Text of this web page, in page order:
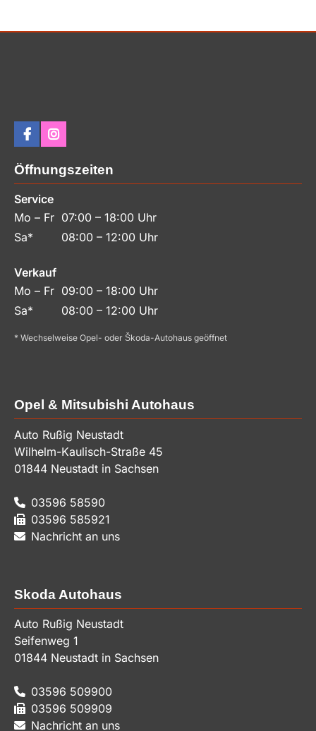
Öffnungszeiten
Service
Mo – Fr 07:00 – 18:00 Uhr
Sa*
08:00 – 12:00 Uhr
Verkauf
Mo – Fr 09:00 – 18:00 Uhr
Sa*
08:00 – 12:00 Uhr
* Wechselweise Opel- oder Škoda-Autohaus geöffnet
Opel & Mitsubishi Autohaus
Auto Rußig Neustadt
Wilhelm-Kaulisch-Straße 45
01844 Neustadt in Sachsen
03596 58590
03596 585921
Nachricht an uns
Skoda Autohaus
Auto Rußig Neustadt
Seifenweg 1
01844 Neustadt in Sachsen
03596 509900
03596 509909
Nachricht an uns